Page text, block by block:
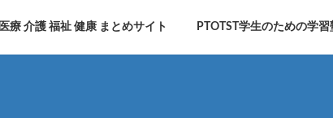
医療 介護 福祉 健康 まとめサイト PTOTST学生のための学習